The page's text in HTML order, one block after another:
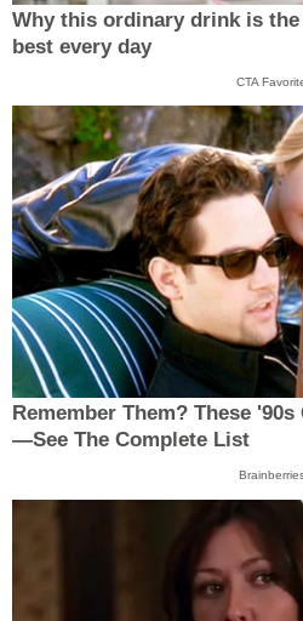
Why this ordinary drink is
best every day
CTA
Remember Them? These
—See The Complete List